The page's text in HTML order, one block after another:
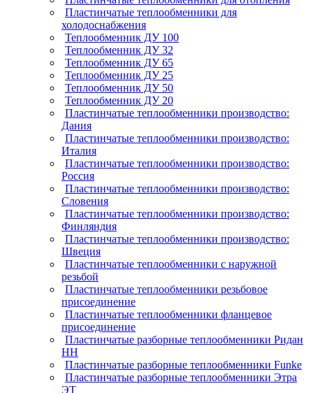
Пластинчатые теплообменники для
холодоснабжения
Теплообменник ДУ 100
Теплообменник ДУ 32
Теплообменник ДУ 65
Теплообменник ДУ 25
Теплообменник ДУ 50
Теплообменник ДУ 20
Пластинчатые теплообменники производство:
Дания
Пластинчатые теплообменники производство:
Италия
Пластинчатые теплообменники производство:
Россия
Пластинчатые теплообменники производство:
Словения
Пластинчатые теплообменники производство:
Финляндия
Пластинчатые теплообменники производство:
Швеция
Пластинчатые теплообменники с наружной
резьбой
Пластинчатые теплообменники резьбовое
присоединение
Пластинчатые теплообменники фланцевое
присоединение
Пластинчатые разборные теплообменники Ридан
НН
Пластинчатые разборные теплообменники Funke
Пластинчатые разборные теплообменники Этра
ЭТ